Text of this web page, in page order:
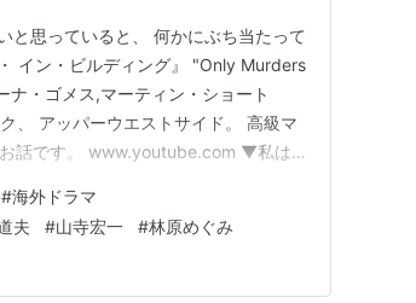
と思っていると、 何かにぶち当たって
イン・ビルディング』 "Only Murders
・ゴメス,マーティン・ショート
、 アッパーウエストサイド。 高級マ
話です。 www.youtube.com ▼私は
#海外ドラマ
夫 #山寺宏一 #林原めぐみ